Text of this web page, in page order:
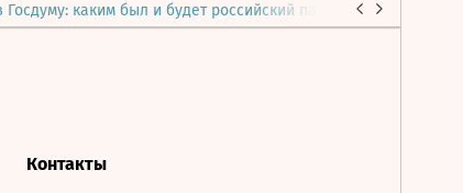
каким был и будет российский парламент
Контакты